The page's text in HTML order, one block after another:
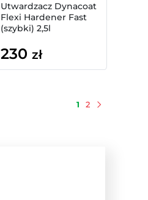
Utwardzacz Dynacoat
Flexi Hardener Fast
(szybki) 2,5l
230 zł
1 2
Następny